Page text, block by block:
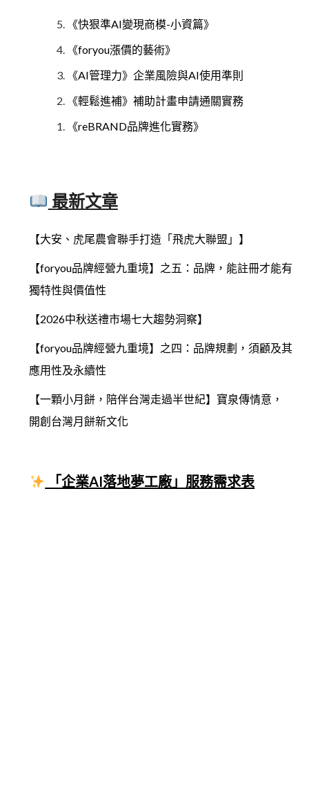
《快狠準AI變現商模-小資篇》
《foryou漲價的藝術》
《AI管理力》企業風險與AI使用準則
《輕鬆進補》補助計畫申請通關實務
《reBRAND品牌進化實務》
最新文章
【大安、虎尾農會聯手打造「飛虎大聯盟」】
【foryou品牌經營九重境】之五：品牌，能註冊才能有
獨特性與價值性
【2026中秋送禮市場七大趨勢洞察】
【foryou品牌經營九重境】之四：品牌規劃，須顧及其
應用性及永續性
【一顆小月餅，陪伴台灣走過半世紀】寶泉傳情意，
開創台灣月餅新文化
「企業AI落地夢工廠」服務需求表